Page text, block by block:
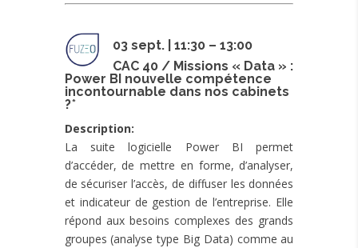
03 sept. | 11:30 – 13:00
CAC 40 / Missions « Data » :
Power BI nouvelle compétence
incontournable dans nos cabinets
?*
Description:
La suite logicielle Power BI permet
d’accéder, de mettre en forme, d’analyser,
de sécuriser l’accès, de diffuser les données
et indicateur de gestion de l’entreprise. Elle
répond aux besoins complexes des grands
groupes (analyse type Big Data) comme au